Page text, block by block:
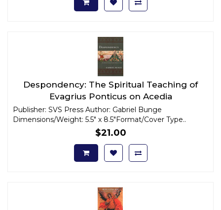
Despondency: The Spiritual Teaching of
Evagrius Ponticus on Acedia
Publisher: SVS Press Author: Gabriel Bunge
Dimensions/Weight: 5.5" x 8.5"Format/Cover Type..
$21.00